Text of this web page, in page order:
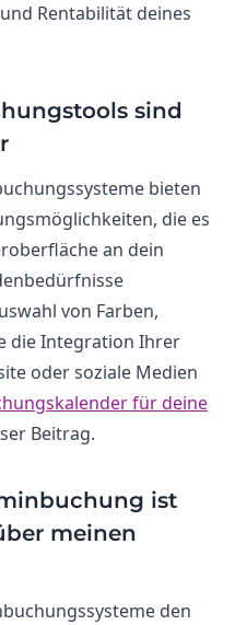
Rentabilität deines
sind
bieten
die es
an dein
von Farben,
die Integration Ihrer
oder soziale Medien
für deine
Beitrag.
ist
meinen
den